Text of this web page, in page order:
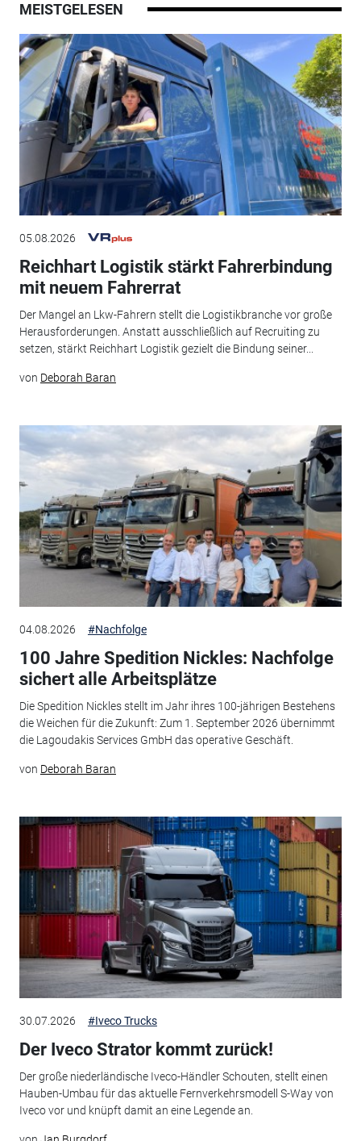
MEISTGELESEN
05.08.2026
Reichhart Logistik stärkt Fahrerbindung
mit neuem Fahrerrat
Der Mangel an Lkw-Fahrern stellt die Logistikbranche vor große
Herausforderungen. Anstatt ausschließlich auf Recruiting zu
setzen, stärkt Reichhart Logistik gezielt die Bindung seiner...
von Deborah Baran
04.08.2026 #Nachfolge
100 Jahre Spedition Nickles: Nachfolge
sichert alle Arbeitsplätze
Die Spedition Nickles stellt im Jahr ihres 100-jährigen Bestehens
die Weichen für die Zukunft: Zum 1. September 2026 übernimmt
die Lagoudakis Services GmbH das operative Geschäft.
von Deborah Baran
30.07.2026 #Iveco Trucks
Der Iveco Strator kommt zurück!
Der große niederländische Iveco-Händler Schouten, stellt einen
Hauben-Umbau für das aktuelle Fernverkehrsmodell S-Way von
Iveco vor und knüpft damit an eine Legende an.